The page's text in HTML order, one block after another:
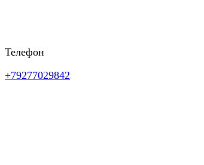
Телефон
+79277029842